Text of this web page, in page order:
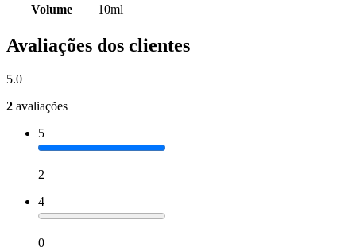
Volume
10ml
Avaliações dos clientes
5.0
2 avaliações
5
2
4
0